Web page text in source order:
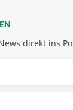
direkt ins